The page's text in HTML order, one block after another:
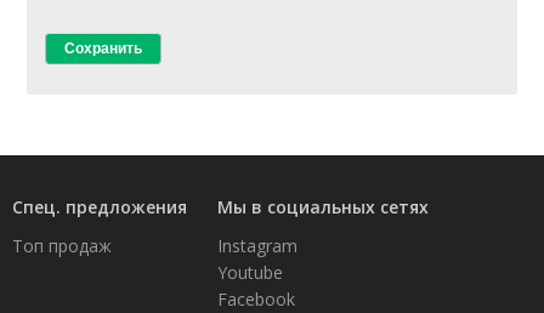
Спец. предложения
Топ продаж
Мы в социальных сетях
Instagram
Youtube
Facebook